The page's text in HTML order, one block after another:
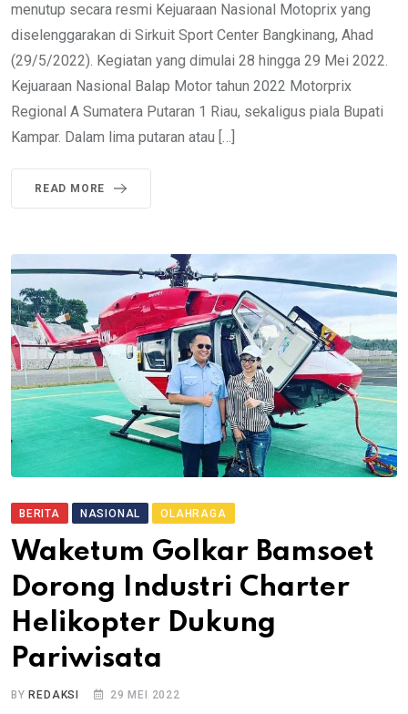
menutup secara resmi Kejuaraan Nasional Motoprix yang
diselenggarakan di Sirkuit Sport Center Bangkinang, Ahad
(29/5/2022). Kegiatan yang dimulai 28 hingga 29 Mei 2022.
Kejuaraan Nasional Balap Motor tahun 2022 Motorprix
Regional A Sumatera Putaran 1 Riau, sekaligus piala Bupati
Kampar. Dalam lima putaran atau […]
READ MORE
BERITA NASIONAL OLAHRAGA
Waketum Golkar Bamsoet
Dorong Industri Charter
Helikopter Dukung
Pariwisata
BY REDAKSI 29 MEI 2022